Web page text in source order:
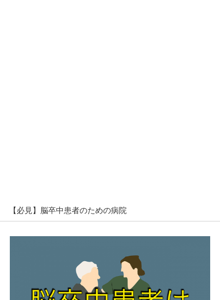
【必見】脳卒中患者のための病院